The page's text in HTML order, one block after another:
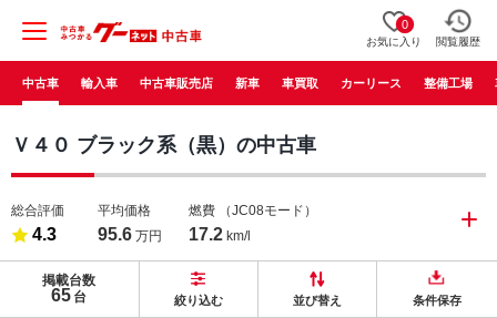
0
お気に入り 閲覧履歴
中古車 輸入車 中古車販売店 新車 車買取 カーリース 整備工場
Ｖ４０ ブラック系（黒）の中古車
総合評価
4.3
平均価格
95.6 万円
燃費 （JC08モード）
17.2 km/l
掲載台数
65 台 絞り込む 並び替え 条件保存